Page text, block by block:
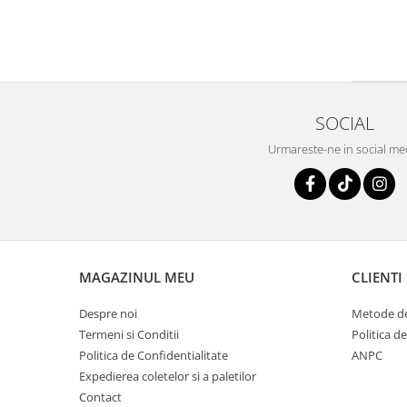
SOCIAL
Urmareste-ne in social
MAGAZINUL MEU
Despre noi
Termeni si Conditii
Politica de Confidentialitate
Expedierea coletelor si a paletilor
Contact
CLIENTI
Metode
Politica
ANPC